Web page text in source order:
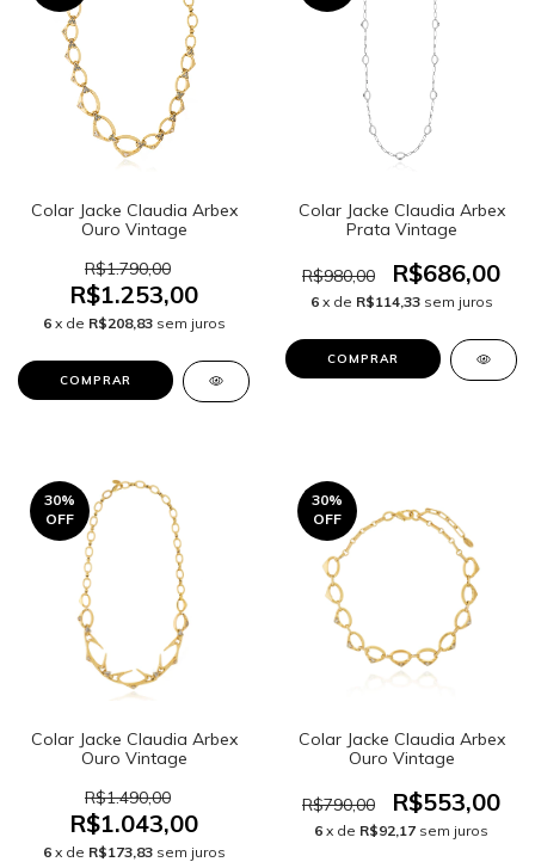
Colar Jacke Claudia Arbex
Ouro Vintage
R$1.790,00
R$1.253,00
6 x de R$208,83 sem juros
Colar Jacke Claudia Arbex
Prata Vintage
R$980,00 R$686,00
6 x de R$114,33 sem juros
30%
OFF
Colar Jacke Claudia Arbex
Ouro Vintage
R$1.490,00
R$1.043,00
6 x de R$173,83 sem juros
30%
OFF
Colar Jacke Claudia Arbex
Ouro Vintage
R$790,00 R$553,00
6 x de R$92,17 sem juros